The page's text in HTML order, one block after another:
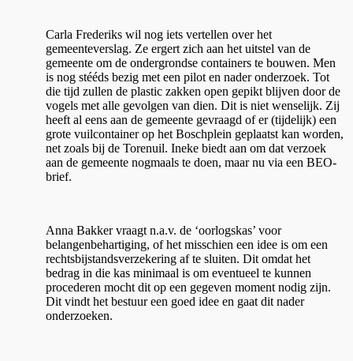
Carla Frederiks wil nog iets vertellen over het
gemeenteverslag. Ze ergert zich aan het uitstel van de
gemeente om de ondergrondse containers te bouwen. Men
is nog stééds bezig met een pilot en nader onderzoek. Tot
die tijd zullen de plastic zakken open gepikt blijven door de
vogels met alle gevolgen van dien. Dit is niet wenselijk. Zij
heeft al eens aan de gemeente gevraagd of er (tijdelijk) een
grote vuilcontainer op het Boschplein geplaatst kan worden,
net zoals bij de Torenuil. Ineke biedt aan om dat verzoek
aan de gemeente nogmaals te doen, maar nu via een BEO-
brief.
Anna Bakker vraagt n.a.v. de ‘oorlogskas’ voor
belangenbehartiging, of het misschien een idee is om een
rechtsbijstandsverzekering af te sluiten. Dit omdat het
bedrag in die kas minimaal is om eventueel te kunnen
procederen mocht dit op een gegeven moment nodig zijn.
Dit vindt het bestuur een goed idee en gaat dit nader
onderzoeken.